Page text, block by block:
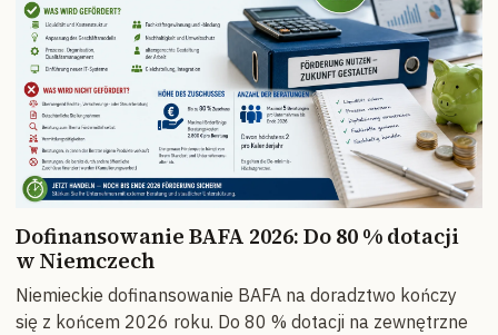
Dofinansowanie BAFA 2026: Do 80 % dotacji
w Niemczech
Niemieckie dofinansowanie BAFA na doradztwo kończy
się z końcem 2026 roku. Do 80 % dotacji na zewnętrzne